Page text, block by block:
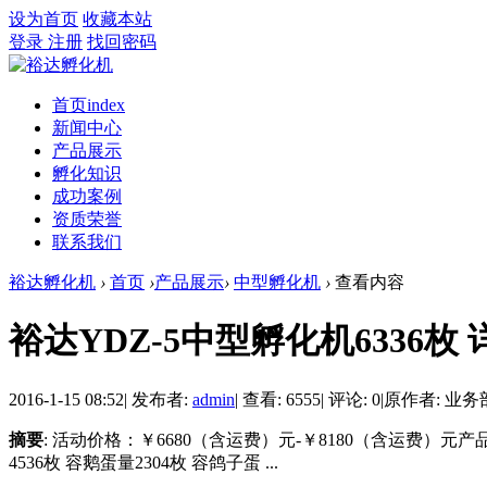
设为首页 收藏本站
登录 注册 找回密码
首页index
新闻中心
产品展示
孵化知识
成功案例
资质荣誉
联系我们
裕达孵化机 › 首页 ›产品展示› 中型孵化机 › 查看内容
裕达YDZ-5中型孵化机6336枚
2016-1-15 08:52| 发布者: admin| 查看: 6555| 评论: 0|原作者: 业务
摘要: 活动价格：￥6680（含运费）元-￥8180（含运费）元
4536枚 容鹅蛋量2304枚 容鸽子蛋 ...